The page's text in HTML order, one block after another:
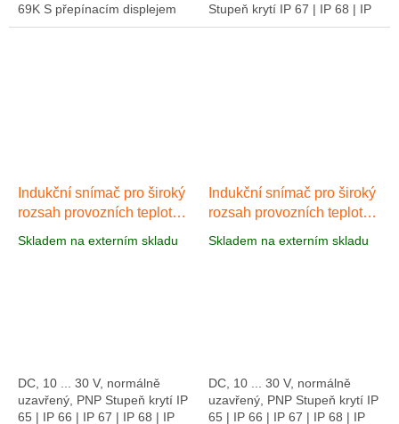
69K S přepínacím displejem
LED Indukční snímač AI037 se
Stupeň krytí IP 67 | IP 68 | IP
69K Díky těsnosti: IP 67 / IP
Indukční snímač pro široký
rozsah provozních teplot
Skladem na externím skladu
DC, 10 ... 30 V, normálně
uzavřený, PNP Stupeň krytí IP
65 | IP 66 | IP 67 | IP 68 | IP
Indukční snímač pro široký
rozsah provozních teplot
Skladem na externím skladu
DC, 10 ... 30 V, normálně
uzavřený, PNP Stupeň krytí IP
65 | IP 66 | IP 67 | IP 68 | IP